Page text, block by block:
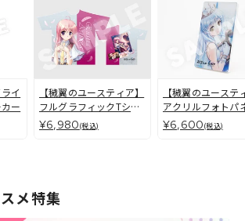
イ
ー
【穢翼のユースティア】
フルグラフィックTシャ
ツ ユースティア・アス
トレア
¥6,980(税込)
【穢翼のユーステ
アクリルフォトパ
聖女イレーヌ
¥6,600(税込)
メ特集